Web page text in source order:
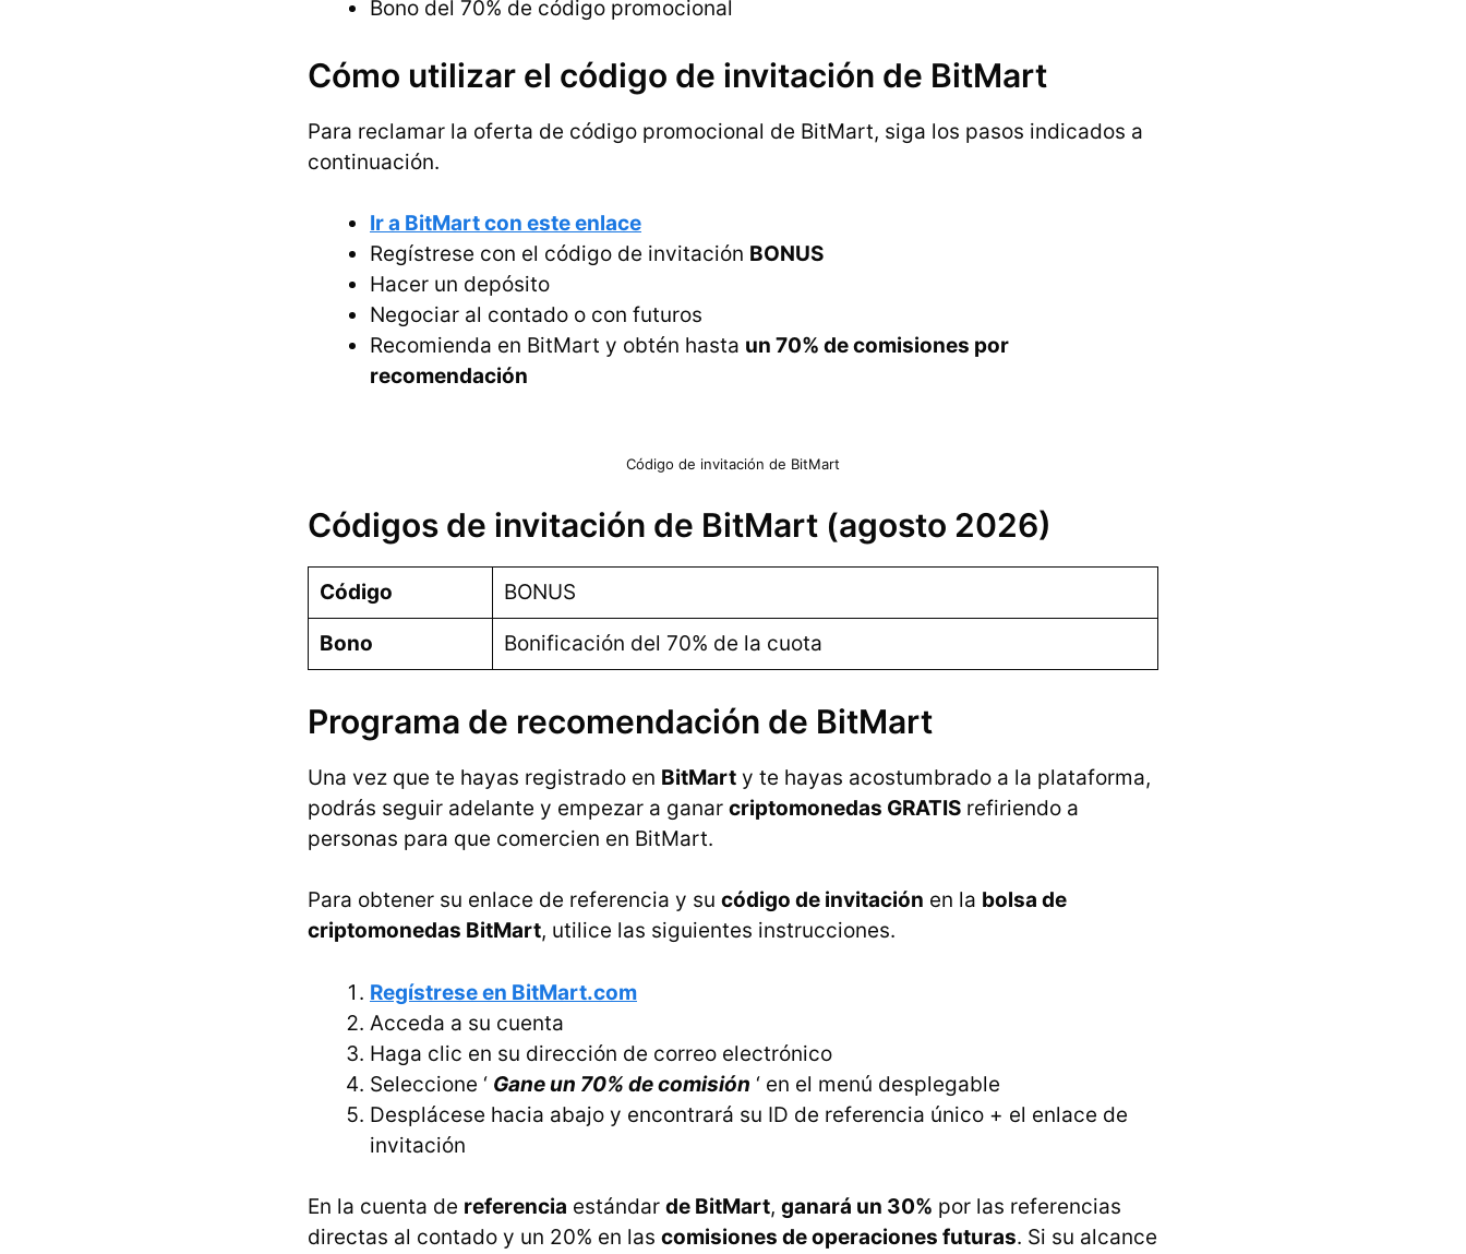
Bono del 70% de código promocional
Cómo utilizar el código de invitación de BitMart
Para reclamar la oferta de código promocional de BitMart, siga los pasos indicados a
continuación.
Ir a BitMart con este enlace
Regístrese con el código de invitación BONUS
Hacer un depósito
Negociar al contado o con futuros
Recomienda en BitMart y obtén hasta un 70% de comisiones por
recomendación
Código de invitación de BitMart
Códigos de invitación de BitMart (agosto 2026)
Código BONUS
Bono Bonificación del 70% de la cuota
Programa de recomendación de BitMart
Una vez que te hayas registrado en BitMart y te hayas acostumbrado a la plataforma,
podrás seguir adelante y empezar a ganar criptomonedas GRATIS refiriendo a
personas para que comercien en BitMart.
Para obtener su enlace de referencia y su código de invitación en la bolsa de
criptomonedas BitMart, utilice las siguientes instrucciones.
Regístrese en BitMart.com
Acceda a su cuenta
Haga clic en su dirección de correo electrónico
Seleccione ‘ Gane un 70% de comisión ‘ en el menú desplegable
Desplácese hacia abajo y encontrará su ID de referencia único + el enlace de
invitación
En la cuenta de referencia estándar de BitMart, ganará un 30% por las referencias
directas al contado y un 20% en las comisiones de operaciones futuras. Si su alcance